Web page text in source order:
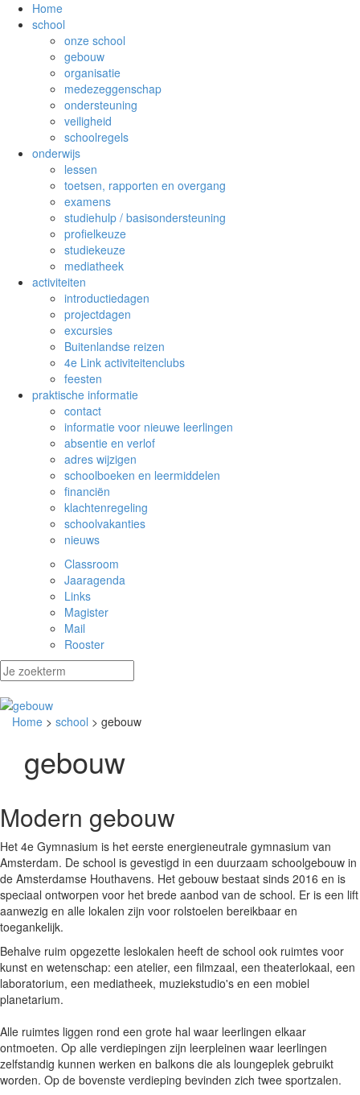
Home
school
onze school
gebouw
organisatie
medezeggenschap
ondersteuning
veiligheid
schoolregels
onderwijs
lessen
toetsen, rapporten en overgang
examens
studiehulp / basisondersteuning
profielkeuze
studiekeuze
mediatheek
activiteiten
introductiedagen
projectdagen
excursies
Buitenlandse reizen
4e Link activiteitenclubs
feesten
praktische informatie
contact
informatie voor nieuwe leerlingen
absentie en verlof
adres wijzigen
schoolboeken en leermiddelen
financiën
klachtenregeling
schoolvakanties
nieuws
Classroom
Jaaragenda
Links
Magister
Mail
Rooster
Home > school > gebouw
gebouw
Modern gebouw
Het 4e Gymnasium is het eerste energieneutrale gymnasium van
Amsterdam. De school is gevestigd in een duurzaam schoolgebouw in
de Amsterdamse Houthavens. Het gebouw bestaat sinds 2016 en is
speciaal ontworpen voor het brede aanbod van de school. Er is een lift
aanwezig en alle lokalen zijn voor rolstoelen bereikbaar en
toegankelijk.
Behalve ruim opgezette leslokalen heeft de school ook ruimtes voor
kunst en wetenschap: een atelier, een filmzaal, een theaterlokaal, een
laboratorium, een mediatheek, muziekstudio's en een mobiel
planetarium.
Alle ruimtes liggen rond een grote hal waar leerlingen elkaar
ontmoeten. Op alle verdiepingen zijn leerpleinen waar leerlingen
zelfstandig kunnen werken en balkons die als loungeplek gebruikt
worden. Op de bovenste verdieping bevinden zich twee sportzalen.